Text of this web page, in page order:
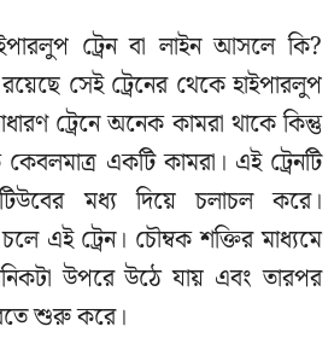
ট্রেন বা লাইন আসলে কি?
সেই ট্রেনের থেকে হাইপারলুপ
ট্রেনে অনেক কামরা থাকে কিন্তু
একটি কামরা। এই ট্রেনটি
মধ্য দিয়ে চলাচল করে।
এই ট্রেন। চৌম্বক শক্তির মাধ্যমে
উপরে উঠে যায় এবং তারপর
শুরু করে।